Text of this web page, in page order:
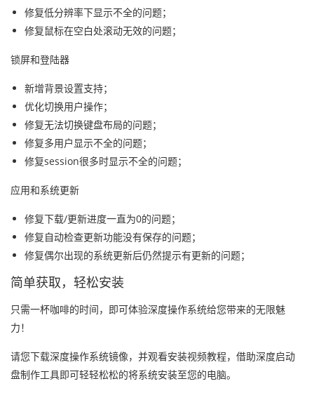
修复低分辨率下显示不全的问题；
修复鼠标在空白处滚动无效的问题；
锁屏和登陆器
新增背景设置支持；
优化切换用户操作；
修复无法切换键盘布局的问题；
修复多用户显示不全的问题；
修复session很多时显示不全的问题；
应用和系统更新
修复下载/更新进度一直为0的问题；
修复自动检查更新功能没有保存的问题；
修复偶尔出现的系统更新后仍然提示有更新的问题；
简单获取，轻松安装
只需一杯咖啡的时间，即可体验深度操作系统给您带来的无限魅
力！
请您下载深度操作系统镜像，并观看安装视频教程，借助深度启动
盘制作工具即可轻轻松松的将系统安装至您的电脑。